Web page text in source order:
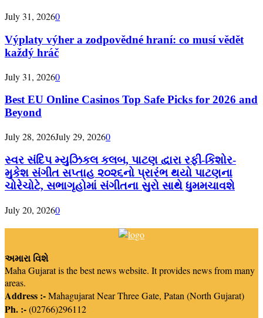
July 31, 20260
Výplaty výher a zodpovědné hraní: co musí vědět
každý hráč
July 31, 20260
Best EU Online Casinos Top Safe Picks for 2026 and
Beyond
July 28, 2026July 29, 20260
સ્વર સંદિપ મ્યુઝિકલ કલબ, પાટણ દ્વારા રફી-કિશોર-
મુકેશ સંગીત સપ્તાહ ૨૦૨૬નો પ્રારંભ થયો પાટણના
ચોરેચોટે, સભાગૃહોમાં સંગીતના સુરો સાથે ધુમમચાવશે
July 20, 20260
અમારા વિશે
Maha Gujarat is the best news website. It provides news from many
areas.
Address :-Mahagujarat Near Three Gate, Patan (North Gujarat)
Ph. :-(02766)296112